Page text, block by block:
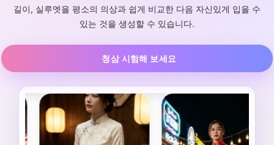
길이, 실루엣을 평소의 의상과 쉽게 비교한 다음 자신있게 입을 수
있는 것을 생성할 수 있습니다.
청삼 시험해 보세요